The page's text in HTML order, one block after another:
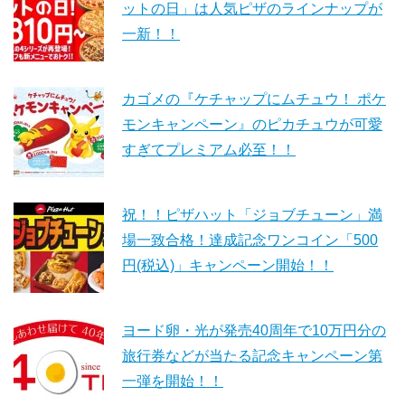
ットの日」は人気ピザのラインナップが
一新！！
カゴメの『ケチャップにムチュウ！ ポケ
モンキャンペーン』のピカチュウが可愛
すぎてプレミアム必至！！
祝！！ピザハット「ジョブチューン」満
場一致合格！達成記念ワンコイン「500
円(税込)」キャンペーン開始！！
ヨード卵・光が発売40周年で10万円分の
旅行券などが当たる記念キャンペーン第
一弾を開始！！